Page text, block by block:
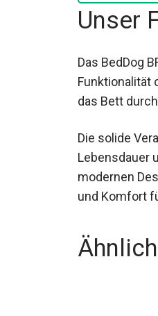
Unser
Das BedDog
Funktionalität
das Bett
Die solide
Lebensdauer
modernen
und Komfort